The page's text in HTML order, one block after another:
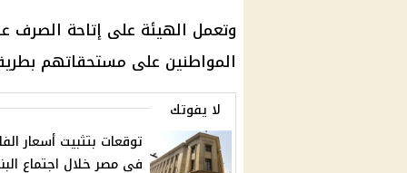
وتعمل الهيئة على إتاحة الصرف
المواطنين على مستحقاتهم
لا يفوتك
توقعات بتثبيت أسعار
في مصر خلال اجتماع